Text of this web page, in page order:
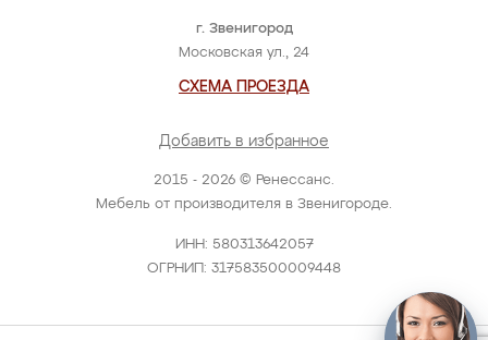
2015 - 2026 © Ренессанс.
Мебель от производителя в Звенигороде.
ИНН: 580313642057
ОГРНИП: 317583500009448
г. Звенигород
Московская ул., 24
СХЕМА ПРОЕЗДА
Добавить в избранное